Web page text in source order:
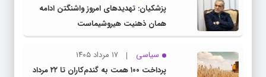
پزشکیان: تهدیدهای امروز واشنگتن ادامه
همان ذهنیت هیروشیماست
سیاسی
۱۷ مرداد ۱۴۰۵
پرداخت ۱۰۰ همت به گندم‌کاران تا ۲۲ مرداد